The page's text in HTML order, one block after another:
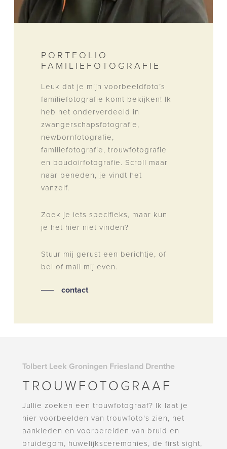
PORTFOLIO
FAMILIEFOTOGRAFIE
Leuk dat je mijn voorbeeldfoto’s
familiefotografie komt bekijken! Ik
heb het onderverdeeld in
zwangerschapsfotografie,
newbornfotografie,
familiefotografie, trouwfotografie
en boudoirfotografie. Scroll maar
naar beneden, je vindt het
vanzelf.
Zoek je iets specifieks, maar kun
je het hier niet vinden?
Stuur mij gerust een berichtje, of
bel of mail mij even.
contact
Tolbert Leek Groningen Friesland Drenthe
TROUWFOTOGRAAF
Jullie zoeken een trouwfotograaf? Ik laat je
hier voorbeelden van trouwfoto's zien, het
aankleden en voorbereiden van bruid en
bruidegom, huwelijksceremonies, de first sight,